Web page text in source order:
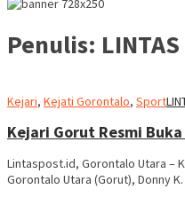
Penulis: LINTAS
Kejari, Kejati Gorontalo, Sport
Kejari Gorut Resmi Buka
Lintaspost.id, Gorontalo Utara –
Gorontalo Utara (Gorut), Donny